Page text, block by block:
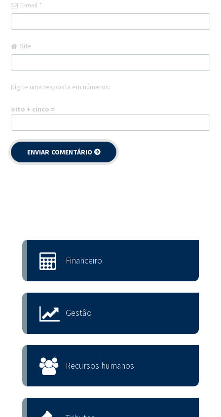
E-mail *
Site
Digite uma resposta em números:
oito + cinco =
Financeiro
Gestão
Recursos humanos